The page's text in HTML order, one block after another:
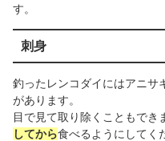
す。
刺身
釣ったレンコダイにはアニサ
があります。
目で見て取り除くこともでき
してから食べるようにしてく